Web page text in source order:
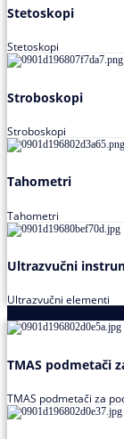
Stetoskopi
Stetoskopi
Stroboskopi
Stroboskopi
Tahometri
Tahometri
Ultrazvučni
Ultrazvučni elementi
TMAS podmetači
TMAS podmetači za